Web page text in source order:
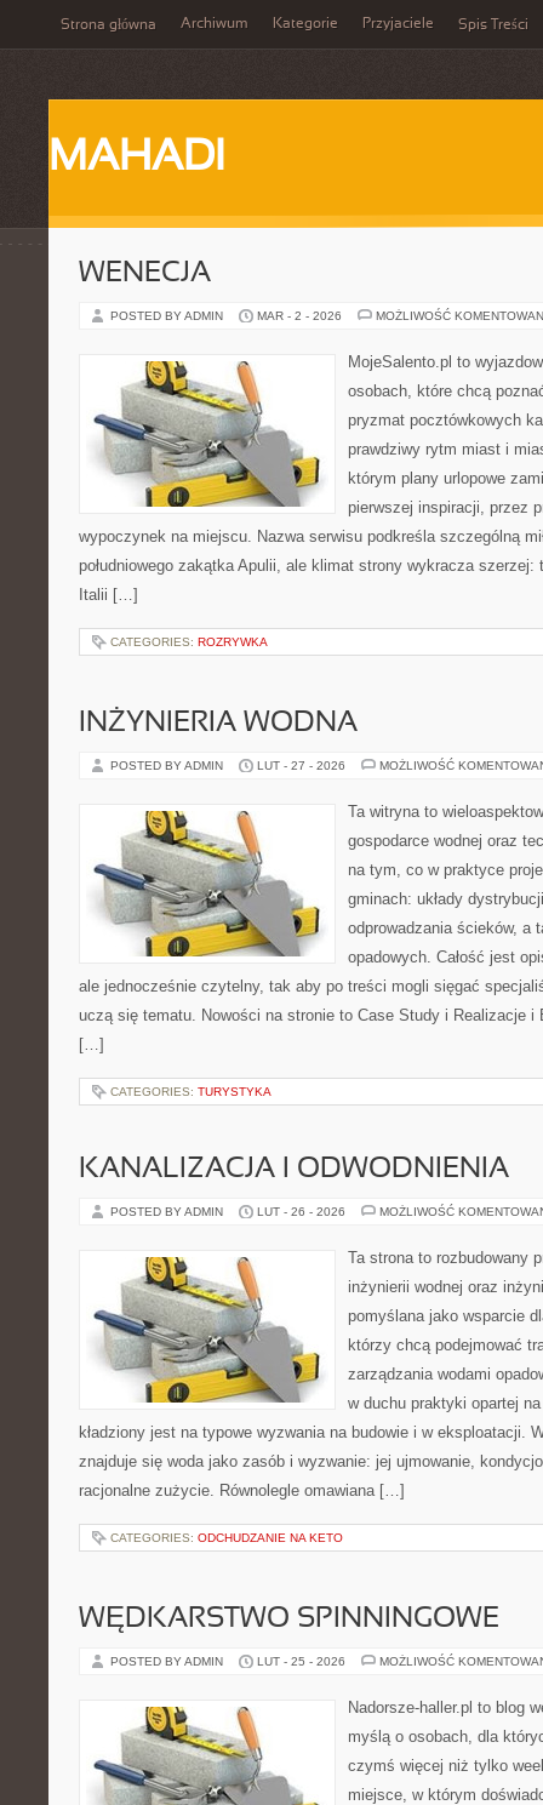
Strona główna Archiwum Kategorie Przyjaciele Spis Treści
MAHADI
WENECJA
POSTED BY ADMIN MAR - 2 - 2026 MOŻLIWOŚĆ
MojeSalento.pl to
osobach, które chcą
pryzmat pocztówkowych
prawdziwy rytm miast i
którym plany urlopowe
pierwszej inspiracji, przez
wypoczynek na miejscu. Nazwa serwisu podkreśla szczególną
południowego zakątka Apulii, ale klimat strony wykracza szerzej:
Italii […]
CATEGORIES: ROZRYWKA
INŻYNIERIA WODNA
POSTED BY ADMIN LUT - 27 - 2026 MOŻLIWOŚĆ
Ta witryna to
gospodarce wodnej oraz
na tym, co w praktyce
gminach: układy
odprowadzania ścieków, a
opadowych. Całość jest
ale jednocześnie czytelny, tak aby po treści mogli sięgać
uczą się tematu. Nowości na stronie to Case Study i Realizacje i
[…]
CATEGORIES: TURYSTYKA
KANALIZACJA I ODWODNIENIA
POSTED BY ADMIN LUT - 26 - 2026 MOŻLIWOŚĆ
Ta strona to rozbudowany
inżynierii wodnej oraz
pomyślana jako wsparcie
którzy chcą podejmować
zarządzania wodami
w duchu praktyki opartej
kładziony jest na typowe wyzwania na budowie i w eksploatacji.
znajduje się woda jako zasób i wyzwanie: jej ujmowanie,
racjonalne zużycie. Równolegle omawiana […]
CATEGORIES: ODCHUDZANIE NA KETO
WĘDKARSTWO SPINNINGOWE
POSTED BY ADMIN LUT - 25 - 2026 MOŻLIWOŚĆ
Nadorsze-haller.pl to blog
myślą o osobach, dla
czymś więcej niż tylko
miejsce, w którym